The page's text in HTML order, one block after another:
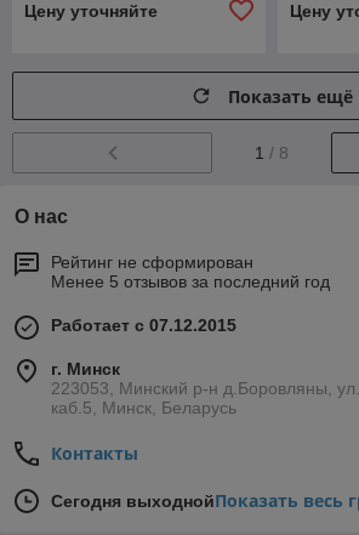
Цену уточняйте Цену
Показать ещё
1 / 8
О нас
Рейтинг не сформирован
Менее 5 отзывов за последний год
Работает с 07.12.2015
г. Минск
223053, Минский р-н д.Боровляны,
каб.5, Минск, Беларусь
Контакты
Сегодня выходнойПоказать весь